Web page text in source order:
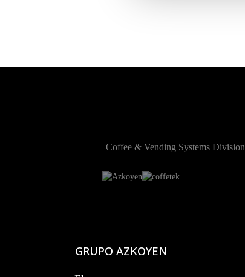
Coffee & Vending Systems Division
GRUPO AZKOYEN